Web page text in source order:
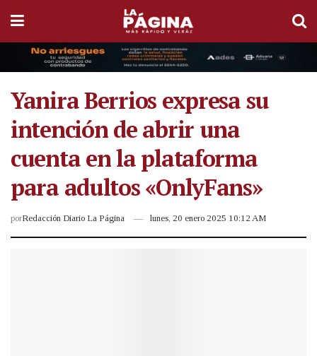
Yanira Berrios expresa su
intención de abrir una
cuenta en la plataforma
para adultos «OnlyFans»
porRedacción Diario La Página lunes, 20 enero 2025 10:12 AM